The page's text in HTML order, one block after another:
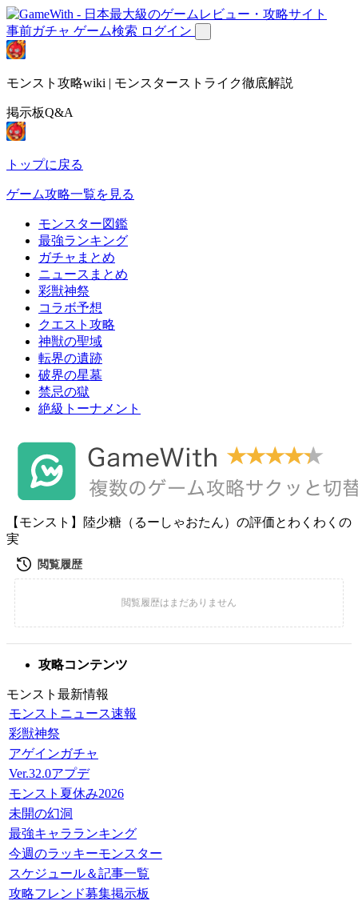
事前ガチャ ゲーム検索 ログイン
モンスト攻略wiki | モンスターストライク徹底解説
掲示板Q&A
トップに戻る
ゲーム攻略一覧を見る
モンスター図鑑
最強ランキング
ガチャまとめ
ニュースまとめ
彩獣神祭
コラボ予想
クエスト攻略
神獣の聖域
転界の遺跡
破界の星墓
禁忌の獄
絶級トーナメント
【モンスト】陸少糖（るーしゃおたん）の評価とわくわくの
実
攻略コンテンツ
モンスト最新情報
モンストニュース速報
彩獣神祭
アゲインガチャ
Ver.32.0アプデ
モンスト夏休み2026
未開の幻洞
最強キャラランキング
今週のラッキーモンスター
スケジュール＆記事一覧
攻略フレンド募集掲示板